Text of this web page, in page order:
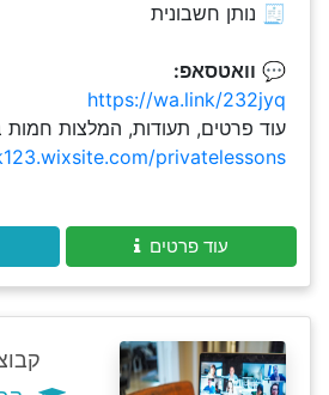
🧾 נותן חשבונית
💬 וואטסאפ:
https://wa.link/232jyq
עוד פרטים, תעודות, המלצות חמות
privatelessons
עוד פרטים